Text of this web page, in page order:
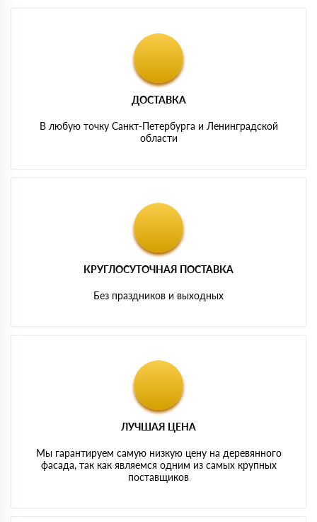
ДОСТАВКА
В любую точку Санкт-Петербурга и Ленинградской
области
КРУГЛОСУТОЧНАЯ ПОСТАВКА
Без праздников и выходных
ЛУЧШАЯ ЦЕНА
Мы гарантируем самую низкую цену на деревянного
фасада, так как являемся одним из самых крупных
поставщиков